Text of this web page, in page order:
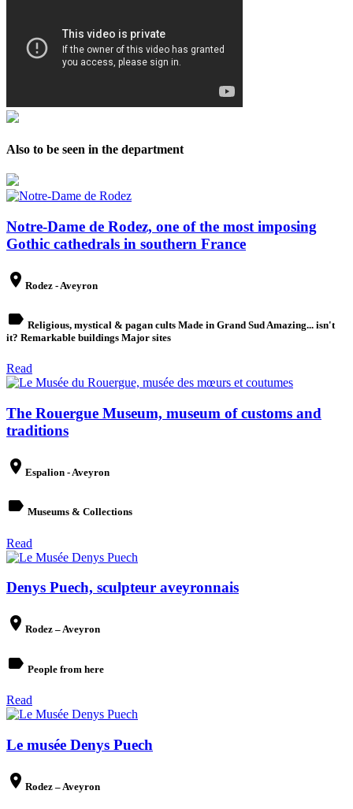
Also to be seen in the department
Notre-Dame de Rodez, one of the most imposing
Gothic cathedrals in southern France
place Rodez - Aveyron
label Religious, mystical & pagan cults Made in Grand Sud Amazing... isn't
it? Remarkable buildings Major sites
Read
The Rouergue Museum, museum of customs and
traditions
place Espalion - Aveyron
label Museums & Collections
Read
Denys Puech, sculpteur aveyronnais
place Rodez – Aveyron
label People from here
Read
Le musée Denys Puech
place Rodez – Aveyron